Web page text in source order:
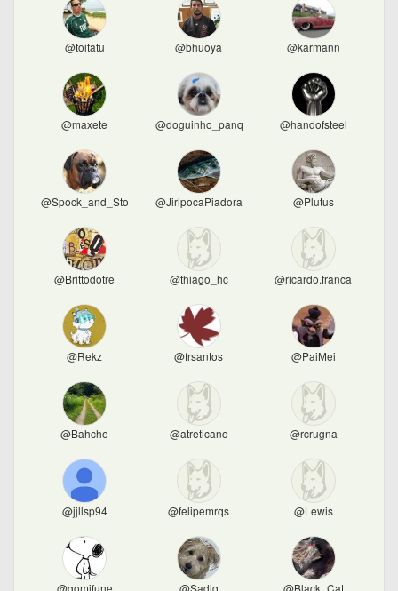
@toitatu @bhuoya @karmann
@maxete @doguinho_panqueca @handofsteel
@Spock_and_Stock @JiripocaPiadora @Plutus
@Brittodotre @thiago_hc @ricardo.franca
@Rekz @frsantos @PaiMei
@Bahche @atreticano @rcrugna
@jjllsp94 @felipemrqs @Lewis
@gomifune @Sadiq @Black_Cat